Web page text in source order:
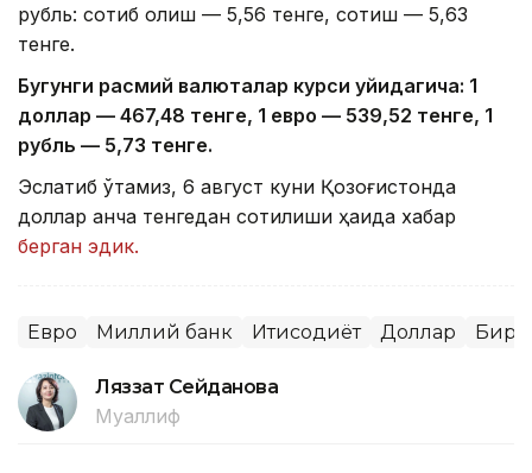
рубль: сотиб олиш — 5,56 тенге, сотиш — 5,63
тенге.
Бугунги расмий валюталар курси қуйидагича: 1
доллар — 467,48 тенге, 1 евро — 539,52 тенге, 1
рубль — 5,73 тенге.
Эслатиб ўтамиз, 6 август куни Қозоғистонда
доллар қанча тенгедан сотилиши ҳақида хабар
берган эдик.
Евро Миллий банк Иқтисодиёт Доллар
Ляззат Сейданова
Муаллиф